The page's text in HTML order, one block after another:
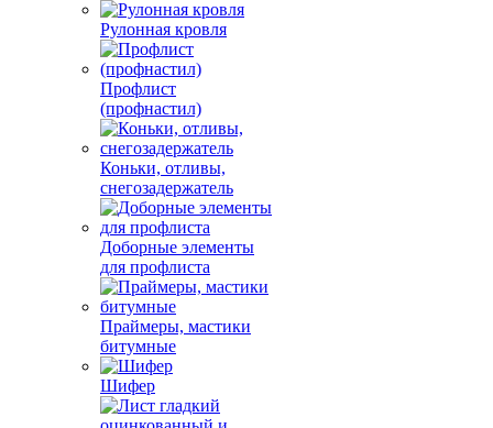
Рулонная кровля
Профлист
(профнастил)
Коньки, отливы,
снегозадержатель
Доборные элементы
для профлиста
Праймеры, мастики
битумные
Шифер